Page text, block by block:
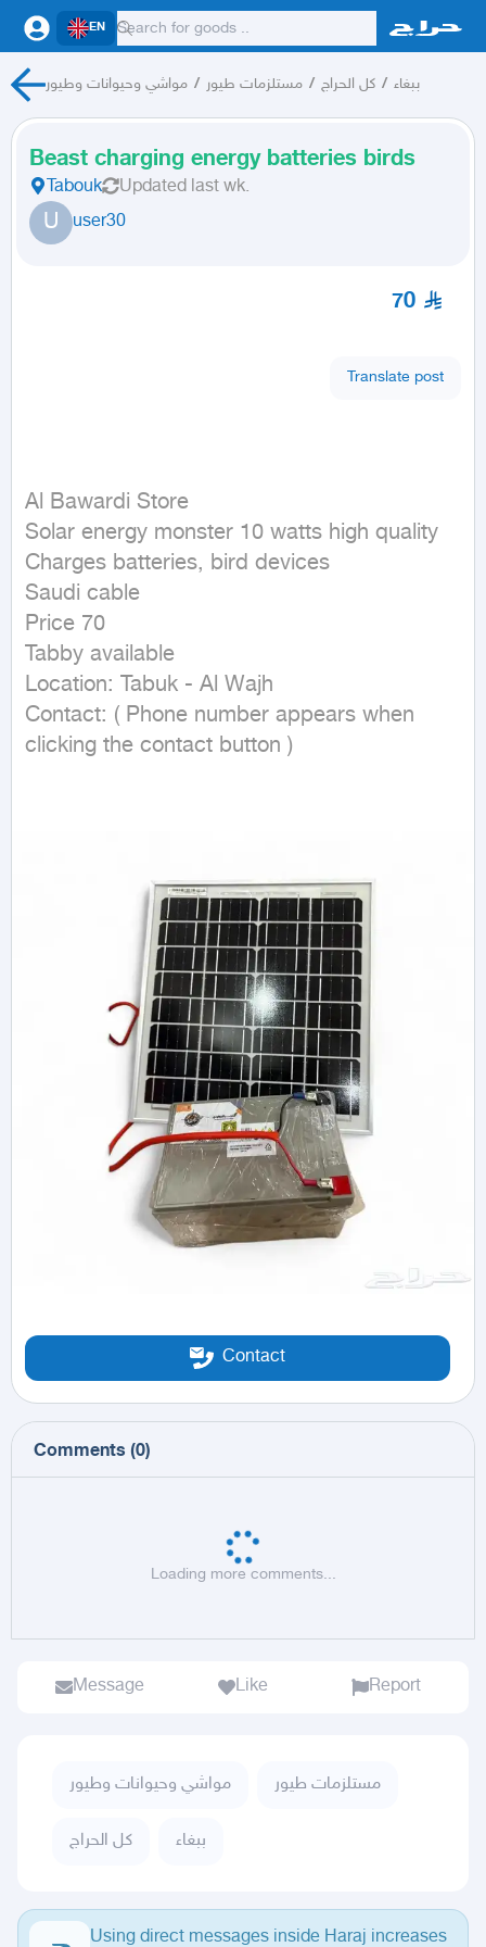
EN
مواشي وحيوانات وطيور / مستلزمات طيور / كل الحراج / ببغاء
Beast charging energy batteries birds
Tabouk Updated last wk.
U user30
70
Translate post
Al Bawardi Store
Solar energy monster 10 watts high quality
Charges batteries, bird devices
Saudi cable
Price 70
Tabby available
Location: Tabuk - Al Wajh
Contact: ( Phone number appears when
clicking the contact button )
Contact
Comments (0)
Loading more comments...
Message Like Report
مواشي وحيوانات وطيور مستلزمات طيور
كل الحراج ببغاء
Using direct messages inside Haraj increases